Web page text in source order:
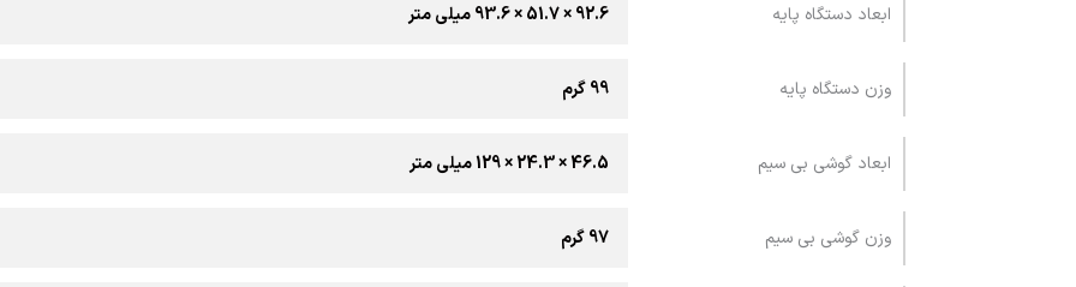
ابعاد دستگاه پایه 92.6 × 51.7 × 93.6 میلی متر
وزن دستگاه پایه 99 گرم
ابعاد گوشی بی سیم 46.5 × 24.3 × 129 میلی متر
وزن گوشی بی سیم 97 گرم